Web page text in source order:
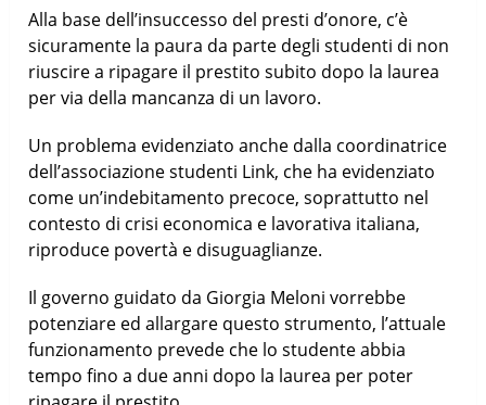
Alla base dell’insuccesso del presti d’onore, c’è
sicuramente la paura da parte degli studenti di non
riuscire a ripagare il prestito subito dopo la laurea
per via della mancanza di un lavoro.
Un problema evidenziato anche dalla coordinatrice
dell’associazione studenti Link, che ha evidenziato
come un’indebitamento precoce, soprattutto nel
contesto di crisi economica e lavorativa italiana,
riproduce povertà e disuguaglianze.
Il governo guidato da Giorgia Meloni vorrebbe
potenziare ed allargare questo strumento, l’attuale
funzionamento prevede che lo studente abbia
tempo fino a due anni dopo la laurea per poter